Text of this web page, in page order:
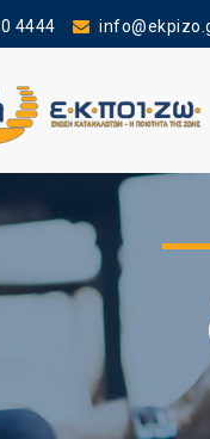
4444